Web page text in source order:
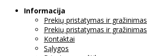
Informacija
Prekių pristatymas ir gražinimas
Prekių pristatymas ir gražinimas
Kontaktai
Sąlygos